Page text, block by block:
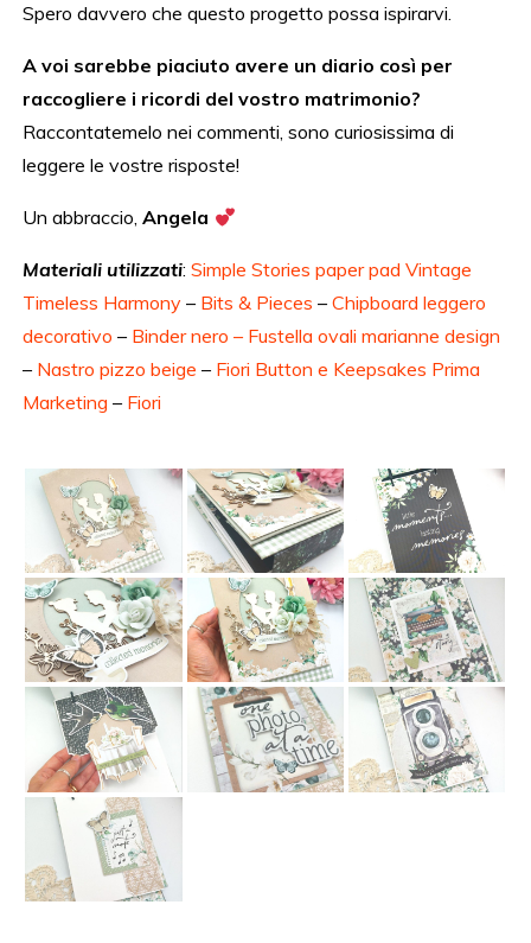
Spero davvero che questo progetto possa ispirarvi.
A voi sarebbe piaciuto avere un diario così per
raccogliere i ricordi del vostro matrimonio?
Raccontatemelo nei commenti, sono curiosissima di
leggere le vostre risposte!
Un abbraccio,Angela
Materiali utilizzati:Simple Stories paper pad Vintage
Timeless Harmony – Bits & Pieces – Chipboard leggero
decorativo – Binder nero – Fustella ovali marianne design
– Nastro pizzo beige – Fiori Button e Keepsakes Prima
Marketing – Fiori